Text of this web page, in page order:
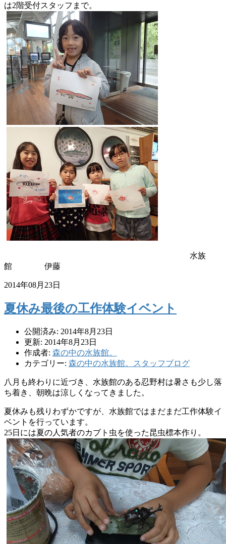
は2階受付スタッフまで。
水族
館 伊藤
2014年08月23日
夏休み最後の工作体験イベント
公開済み: 2014年8月23日
更新: 2014年8月23日
作成者: 森の中の水族館。
カテゴリー: 森の中の水族館。スタッフブログ
八月も終わりに近づき、 水族館のある忍野村は暑さも少し落
ち着き、 朝晩は涼しくなってきました。
夏休みも残りわずかですが、 水族館ではまだまだ工作体験イ
ベントを行っています。
25日には夏の人気者のカブト虫を使った昆虫標本作り。